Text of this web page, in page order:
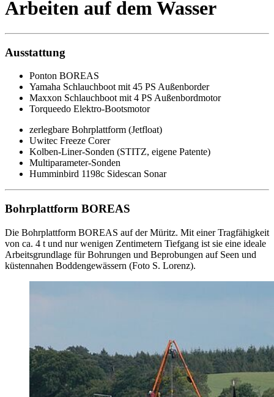
Arbeiten auf dem Wasser
Ausstattung
Ponton BOREAS
Yamaha Schlauchboot mit 45 PS Außenborder
Maxxon Schlauchboot mit 4 PS Außenbordmotor
Torqueedo Elektro-Bootsmotor
zerlegbare Bohrplattform (Jetfloat)
Uwitec Freeze Corer
Kolben-Liner-Sonden (STITZ, eigene Patente)
Multiparameter-Sonden
Humminbird 1198c Sidescan Sonar
Bohrplattform BOREAS
Die Bohrplattform BOREAS auf der Müritz. Mit einer Tragfähigkeit
von ca. 4 t und nur wenigen Zentimetern Tiefgang ist sie eine ideale
Arbeitsgrundlage für Bohrungen und Beprobungen auf Seen und
küstennahen Boddengewässern (Foto S. Lorenz).